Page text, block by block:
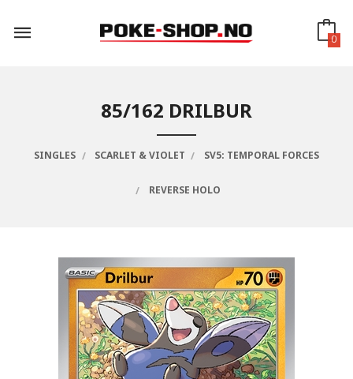
innholdet
0
85/162 DRILBUR
SINGLES SCARLET & VIOLET SV5: TEMPORAL FORCES
REVERSE HOLO